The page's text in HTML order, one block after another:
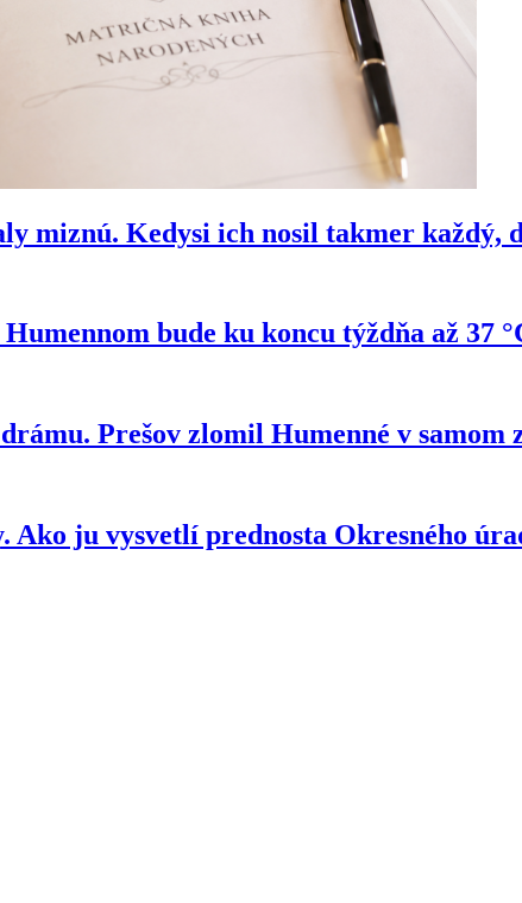
miznú. Kedysi ich nosil takmer každý,
bude ku koncu týždňa až 37
Prešov zlomil Humenné v samom
Ako ju vysvetlí prednosta Okresného